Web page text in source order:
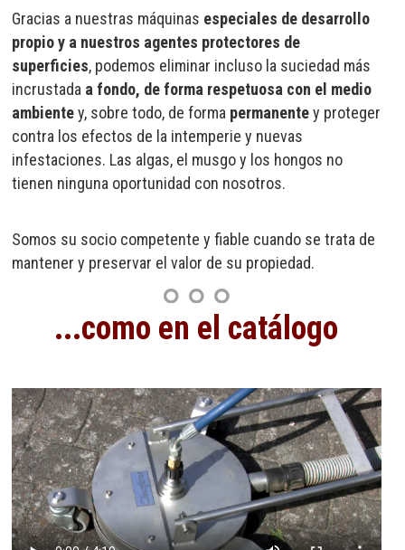
Gracias a nuestras máquinas especiales de desarrollo
propio y a nuestros agentes protectores de
superficies, podemos eliminar incluso la suciedad más
incrustada a fondo, de forma respetuosa con el medio
ambientey, sobre todo, de forma permanentey proteger
contra los efectos de la intemperie y nuevas
infestaciones. Las algas, el musgo y los hongos no
tienen ninguna oportunidad con nosotros.
Somos su socio competente y fiable cuando se trata de
mantener y preservar el valor de su propiedad.
...como en el catálogo